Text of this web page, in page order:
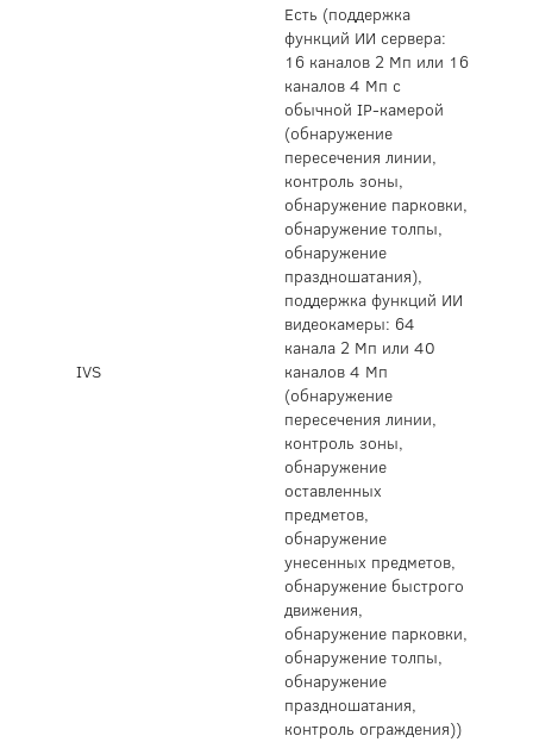
IVS
Есть (поддержка
функций ИИ сервера:
16 каналов 2 Мп или 16
каналов 4 Мп с
обычной IP-камерой
(обнаружение
пересечения линии,
контроль зоны,
обнаружение парковки,
обнаружение толпы,
обнаружение
праздношатания),
поддержка функций ИИ
видеокамеры: 64
канала 2 Мп или 40
каналов 4 Мп
(обнаружение
пересечения линии,
контроль зоны,
обнаружение
оставленных
предметов,
обнаружение
унесенных предметов,
обнаружение быстрого
движения,
обнаружение парковки,
обнаружение толпы,
обнаружение
праздношатания,
контроль ограждения))